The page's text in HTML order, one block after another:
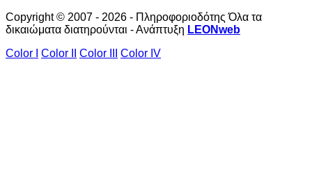
Copyright © 2007 - 2026 - Πληροφοριοδότης Όλα τα
δικαιώματα διατηρούνται - Ανάπτυξη LEONweb
Color I
Color II Color III Color IV